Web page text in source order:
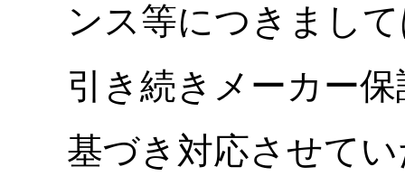
ンス等につきまし
引き続きメーカー
基づき対応させて